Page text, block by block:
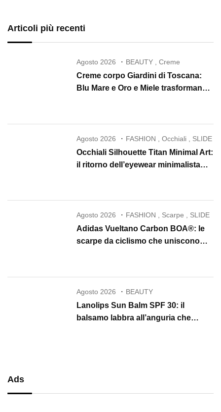
Articoli più recenti
Agosto 2026 BEAUTY ,Creme
Creme corpo Giardini di Toscana:
Blu Mare e Oro e Miele trasformano
Agosto 2026 FASHION ,Occhiali SLIDE
Occhiali Silhouette Titan Minimal Art:
il ritorno dell’eyewear minimalista
Agosto 2026 FASHION , Scarpe , SLIDE
Adidas Vueltano Carbon BOA®: le
scarpe da ciclismo che uniscono
Agosto 2026 BEAUTY
Lanolips Sun Balm SPF 30: il
balsamo labbra all’anguria che
Ads